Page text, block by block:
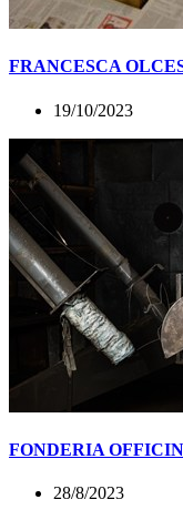
FRANCESCA
19/10/2023
FONDERIA
28/8/2023